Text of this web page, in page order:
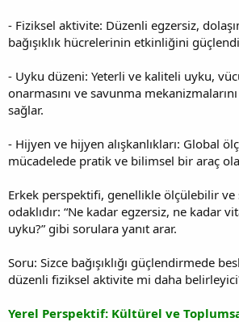
- Fiziksel aktivite: Düzenli egzersiz,
bağışıklık hücrelerinin etkinliğini
- Uyku düzeni: Yeterli ve kaliteli uyku,
onarmasını ve savunma
sağlar.
- Hijyen ve hijyen alışkanlıkları: Global
mücadelede pratik ve bilimsel bir araç
Erkek perspektifi, genellikle ölçülebilir
odaklıdır: “Ne kadar egzersiz, ne kadar
uyku?” gibi sorulara yanıt arar.
Soru: Sizce bağışıklığı güçlendirmede
düzenli fiziksel aktivite mi daha
Yerel Perspektif: Kültürel ve